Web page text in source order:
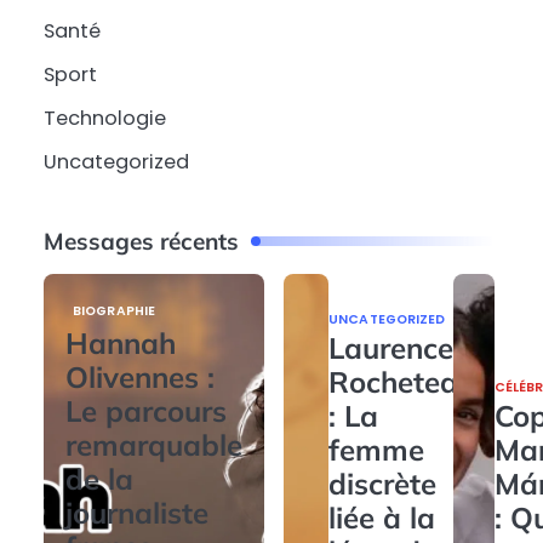
Santé
Sport
Technologie
Uncategorized
Messages récents
BIOGRAPHIE
Hannah
Olivennes :
Le parcours
remarquable
de la
journaliste
UNCATEGORIZED
Laurence
Rocheteau
: La
femme
discrète
liée à la
: